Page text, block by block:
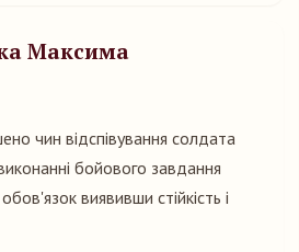
Максима
чин відспівування солдата
бойового завдання
виявивши стійкість і